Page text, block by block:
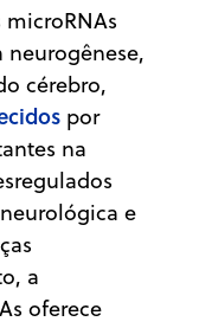
cérebro,
por
na
e
a
oferece